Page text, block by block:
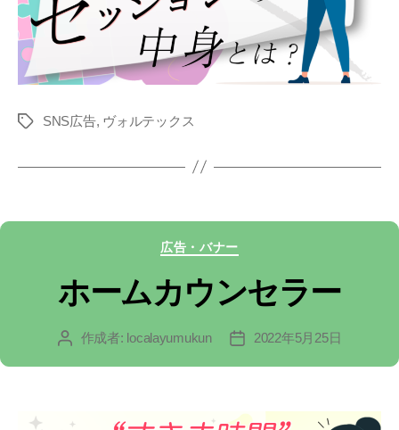
タ
SNS広告, ヴォルテックス
カ
テ
ゴ
リ
広告・バナー
ホームカウンセラー
投 作成者: localayumukun
投
2022年5月25日